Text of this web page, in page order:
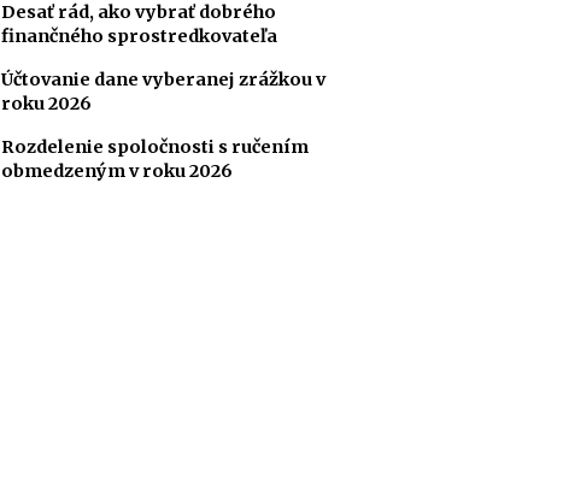
Desať rád, ako vybrať dobrého
finančného sprostredkovateľa
Účtovanie dane vyberanej zrážkou v
roku 2026
Rozdelenie spoločnosti s ručením
obmedzeným v roku 2026